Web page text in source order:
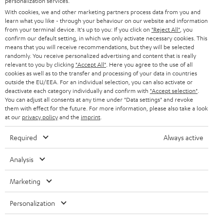
u
n
g
STEREO
SMART HOME
BLUETOOTH-LAUTSPRECHER
KOPFHÖRER
BLUETOOTH-KOPFHÖRER
LAUTSPRECHER
ULTIMA-SERIE
IN-EAR-KOPFHÖRER
FANSHOP
PRESSE & MARKETING
GESCHÄFTSKUNDEN
PARTNERPROGRAMM
BLOG
NEWSLETTER
STORES
DEINE VORTEILE BEI TEUFEL
TEUFEL STORY
UNSER MANAGEMENT
DEUTSCHLAND
ÖSTERREICH
SCHWEIZ
NIEDERLANDE
BELGIEN
POLEN
SPANIEN
Technische Änderungen, Tippfehler und Irrtum vorbehalten. Das auf unseren
Fotos abgebildete Zubehör ist nicht im Lieferumfang enthalten. Etwaige
With cookies, we and other marketing partners process data from you and
learn what you like - through your behaviour on our website and information
from your terminal device. It's up to you: If you click on "Reject All" , you
confirm our default setting, in which we only activate necessary cookies. This
means that you will receive recommendations, but they will be selected
randomly. You receive personalized advertising and content that is really
relevant to you by clicking "Accept All" . Here you agree to the use of all
cookies as well as to the transfer and processing of your data in countries
outside the EU/EEA. For an individual selection, you can also activate or
deactivate each category individually and confirm with "Accept selection"
You can adjust all consents at any time under "Data settings" and revoke
them with effect for the future. For more information, please also take a look
at our privacy policyand the imprint
Required Always active
Analysis
Marketing
Personalization